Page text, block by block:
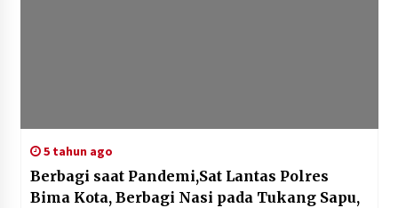
5 tahun ago
Berbagi saat Pandemi,Sat Lantas Polres
Bima Kota, Berbagi Nasi pada Tukang Sapu,